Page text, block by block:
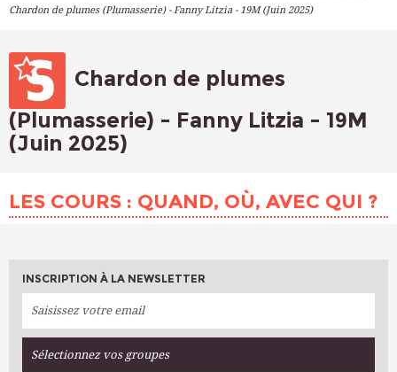
ATELIERS À L’ANNÉE
STAGES PONCTUELS
S’INSCRIRE
Chardon de plumes (Plumasserie) - Fanny Litzia - 19M (Juin 2025)
Chardon de plumes
(Plumasserie) - Fanny Litzia - 19M
(Juin 2025)
LES COURS : QUAND, OÙ, AVEC QUI ?
INSCRIPTION À LA NEWSLETTER
Sélectionnez vos groupes